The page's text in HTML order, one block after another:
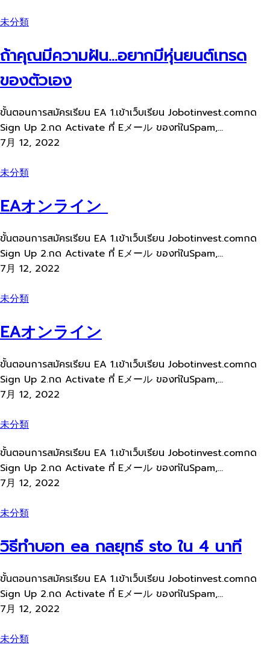
未分類
ถ้าคุณมีความฝัน...อยากมีหุ่นยนต์เทรด
ของตัวเอง
ขั้นตอนการสมัครเรียน EA 1.เข้าเว็บเรียน Jobotinvest.comกด
Sign Up 2.กด Activate ที่ Eメール ของท่ในSpam,...
7月 12, 2022
未分類
EAオンライン
ขั้นตอนการสมัครเรียน EA 1.เข้าเว็บเรียน Jobotinvest.comกด
Sign Up 2.กด Activate ที่ Eメール ของท่ในSpam,...
7月 12, 2022
未分類
EAオンライン
ขั้นตอนการสมัครเรียน EA 1.เข้าเว็บเรียน Jobotinvest.comกด
Sign Up 2.กด Activate ที่ Eメール ของท่ในSpam,...
7月 12, 2022
未分類
ขั้นตอนการสมัครเรียน EA 1.เข้าเว็บเรียน Jobotinvest.comกด
Sign Up 2.กด Activate ที่ Eメール ของท่ในSpam,...
7月 12, 2022
未分類
วิธีทำบอท ea กลยุทธ์ sto ใน 4 นาที
ขั้นตอนการสมัครเรียน EA 1.เข้าเว็บเรียน Jobotinvest.comกด
Sign Up 2.กด Activate ที่ Eメール ของท่ในSpam,...
7月 12, 2022
未分類